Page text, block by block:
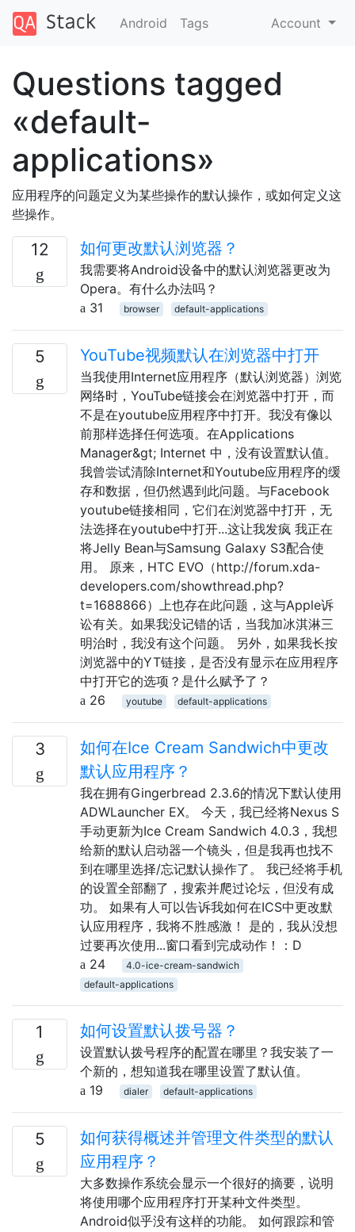
Android Tags Account
Questions tagged
«default-
applications»
应用程序的问题定义为某些操作的默认操作，或如何定义这
些操作。
12 如何更改默认浏览器？
我需要将Android设备中的默认浏览器更改为
Opera。有什么办法吗？
31
browser default-applications
5 YouTube视频默认在浏览器中打开
当我使用Internet应用程序（默认浏览器）浏览
网络时，YouTube链接会在浏览器中打开，而
不是在youtube应用程序中打开。我没有像以
前那样选择任何选项。在Applications
Manager&gt; Internet 中，没有设置默认值。
我曾尝试清除Internet和Youtube应用程序的缓
存和数据，但仍然遇到此问题。与Facebook
youtube链接相同，它们在浏览器中打开，无
法选择在youtube中打开...这让我发疯 我正在
将Jelly Bean与Samsung Galaxy S3配合使
用。 原来，HTC EVO（http://forum.xda-
developers.com/showthread.php?
t=1688866）上也存在此问题，这与Apple诉
讼有关。如果我没记错的话，当我加冰淇淋三
明治时，我没有这个问题。 另外，如果我长按
浏览器中的YT链接，是否没有显示在应用程序
中打开它的选项？是什么赋予了？
26
youtube default-applications
3
如何在Ice Cream Sandwich中更改
默认应用程序？
我在拥有Gingerbread 2.3.6的情况下默认使用
ADWLauncher EX。 今天，我已经将Nexus S
手动更新为Ice Cream Sandwich 4.0.3，我想
给新的默认启动器一个镜头，但是我再也找不
到在哪里选择/忘记默认操作了。 我已经将手机
的设置全部翻了，搜索并爬过论坛，但没有成
功。 如果有人可以告诉我如何在ICS中更改默
认应用程序，我将不胜感激！ 是的，我从没想
过要再次使用...窗口看到完成动作！：D
24
4.0-ice-cream-sandwich
default-applications
1 如何设置默认拨号器？
设置默认拨号程序的配置在哪里？我安装了一
个新的，想知道我在哪里设置了默认值。
19
dialer default-applications
5
如何获得概述并管理文件类型的默认
应用程序？
大多数操作系统会显示一个很好的摘要，说明
将使用哪个应用程序打开某种文件类型。
Android似乎没有这样的功能。 如何跟踪和管